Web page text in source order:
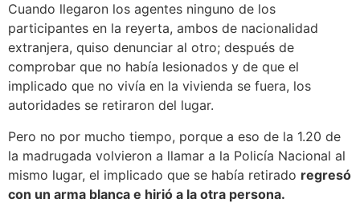
Cuando llegaron los agentes ninguno de los
participantes en la reyerta, ambos de nacionalidad
extranjera, quiso denunciar al otro; después de
comprobar que no había lesionados y de que el
implicado que no vivía en la vivienda se fuera, los
autoridades se retiraron del lugar.
Pero no por mucho tiempo, porque a eso de la 1.20 de
la madrugada volvieron a llamar a la Policía Nacional al
mismo lugar, el implicado que se había retirado regresó
con un arma blanca e hirió a la otra persona.